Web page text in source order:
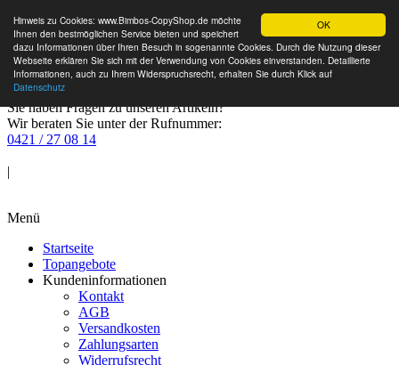
OK
Hinweis zu Cookies: www.Bimbos-CopyShop.de möchte
Ihnen den bestmöglichen Service bieten und speichert
dazu Informationen über Ihren Besuch in sogenannte Cookies. Durch die Nutzung dieser
Webseite erklären Sie sich mit der Verwendung von Cookies einverstanden. Detaillierte
Informationen, auch zu Ihrem Widerspruchsrecht, erhalten Sie durch Klick auf
Datenschutz
Sie haben Fragen zu unseren Artikeln?
Wir beraten Sie unter der Rufnummer:
0421 / 27 08 14
|
Menü
Startseite
Topangebote
Kundeninformationen
Kontakt
AGB
Versandkosten
Zahlungsarten
Widerrufsrecht